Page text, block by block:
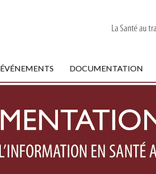
ÉVÉNEMENTS DOCUMENTATION